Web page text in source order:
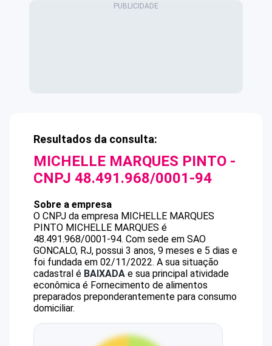
Resultados da consulta:
MICHELLE MARQUES PINTO -
CNPJ 48.491.968/0001-94
Sobre a empresa
O CNPJ da empresa MICHELLE MARQUES
PINTO MICHELLE MARQUES é
48.491.968/0001-94. Com sede em SAO
GONCALO, RJ, possui 3 anos, 9 meses e 5 dias e
foi fundada em 02/11/2022. A sua situação
cadastral é BAIXADA e sua principal atividade
econômica é Fornecimento de alimentos
preparados preponderantemente para consumo
domiciliar.